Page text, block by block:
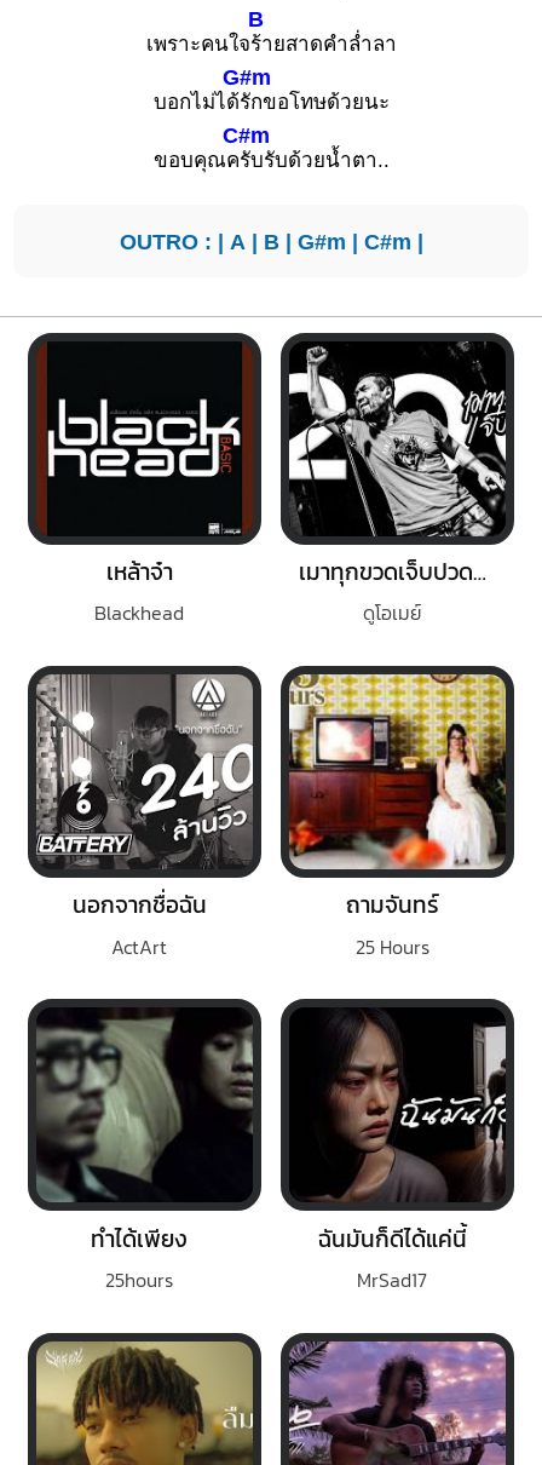
เพราะคนใจ
B
ร้ายสาดคำล่ำลา
บอกไม่ได้
G#m
รักขอโทษด้วยนะ
ขอบคุณค
C#m
รับรับด้วยน้ำตา..
OUTRO : | A | B| G#m | C#m |
เหล้าจ๋า
Blackhead
เมาทุกขวดเจ็บปวดทุกเพลง
ดูโอเมย์
นอกจากชื่อฉัน
ActArt
ถามจันทร์
25 Hours
ทำได้เพียง
25hours
ฉันมันก็ดีได้แค่นี้
MrSad17